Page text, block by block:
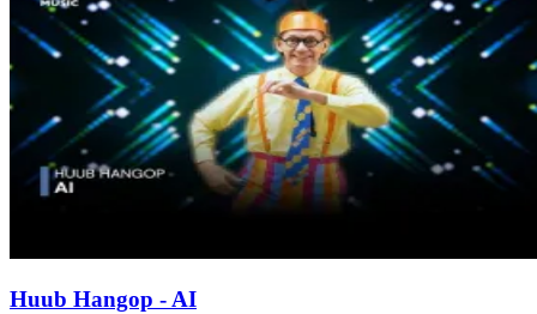
Huub Hangop - AI